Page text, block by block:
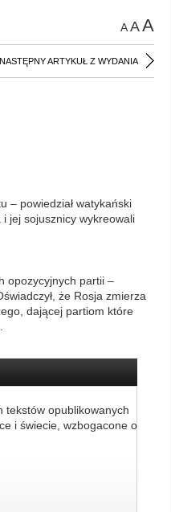
AAA
NASTĘPNY ARTYKUŁ Z WYDANIA
– powiedział watykański
i jej sojusznicy wykreowali
opozycyjnych partii –
że Rosja zmierza
dającej partiom które
tekstów opublikowanych
i świecie, wzbogacone o